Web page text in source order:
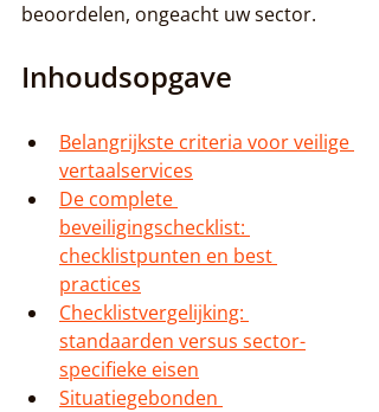
beoordelen, ongeacht uw sector.
Inhoudsopgave
Belangrijkste criteria voor veilige
vertaalservices
De complete
beveiligingschecklist:
checklistpunten en best
practices
Checklistvergelijking:
standaarden versus sector-
specifieke eisen
Situatiegebonden